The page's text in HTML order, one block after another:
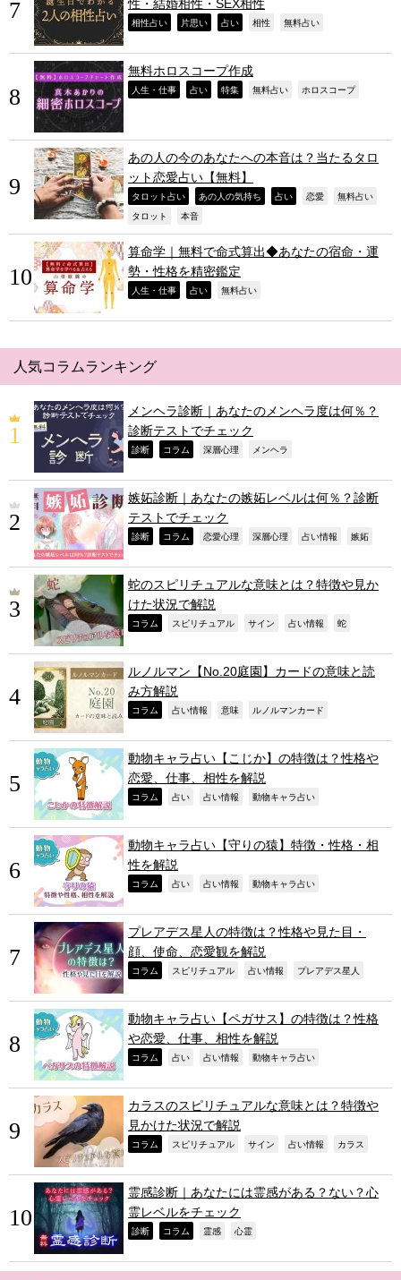
性・結婚相性・SEX相性
相性占い 片思い 占い 相性 無料占い
無料ホロスコープ作成
人生・仕事 占い 特集 無料占い ホロスコープ
あの人の今のあなたへの本音は？当たるタロ
ット恋愛占い【無料】
タロット占い あの人の気持ち 占い 恋愛 無料占い
タロット 本音
算命学｜無料で命式算出◆あなたの宿命・運
勢・性格を精密鑑定
人生・仕事 占い 無料占い
人気コラムランキング
メンヘラ診断｜あなたのメンヘラ度は何％？
診断テストでチェック
診断 コラム 深層心理 メンヘラ
嫉妬診断｜あなたの嫉妬レベルは何％？診断
テストでチェック
診断 コラム 恋愛心理 深層心理 占い情報 嫉妬
蛇のスピリチュアルな意味とは？特徴や見か
けた状況で解説
コラム スピリチュアル サイン 占い情報 蛇
ルノルマン【No.20庭園】カードの意味と読
み方解説
コラム 占い情報 意味 ルノルマンカード
動物キャラ占い【こじか】の特徴は？性格や
恋愛、仕事、相性を解説
コラム 占い 占い情報 動物キャラ占い
動物キャラ占い【守りの猿】特徴・性格・相
性を解説
コラム 占い 占い情報 動物キャラ占い
プレアデス星人の特徴は？性格や見た目・
顔、使命、恋愛観を解説
コラム スピリチュアル 占い情報 プレアデス星人
動物キャラ占い【ペガサス】の特徴は？性格
や恋愛、仕事、相性を解説
コラム 占い 占い情報 動物キャラ占い
カラスのスピリチュアルな意味とは？特徴や
見かけた状況で解説
コラム スピリチュアル サイン 占い情報 カラス
霊感診断｜あなたには霊感がある？ない？心
霊レベルをチェック
診断 コラム 霊感 心霊